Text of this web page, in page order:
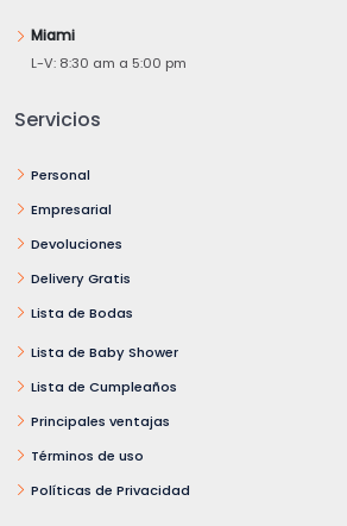
Miami
L-V: 8:30 am a 5:00 pm
Servicios
Personal
Empresarial
Devoluciones
Delivery Gratis
Lista de Bodas
Lista de Baby Shower
Lista de Cumpleaños
Principales ventajas
Términos de uso
Políticas de Privacidad